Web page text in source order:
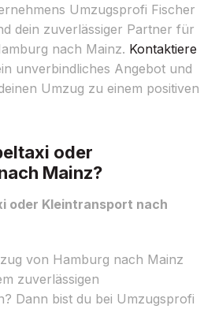
Umzugsprofi Fischer
dein zuverlässiger Partner für
nach Mainz. Kontaktiere
unverbindliches Angebot und
Umzug zu einem positiven
oder
Mainz?
oder Kleintransport nach
von Hamburg nach Mainz
zuverlässigen
Dann bist du bei Umzugsprofi